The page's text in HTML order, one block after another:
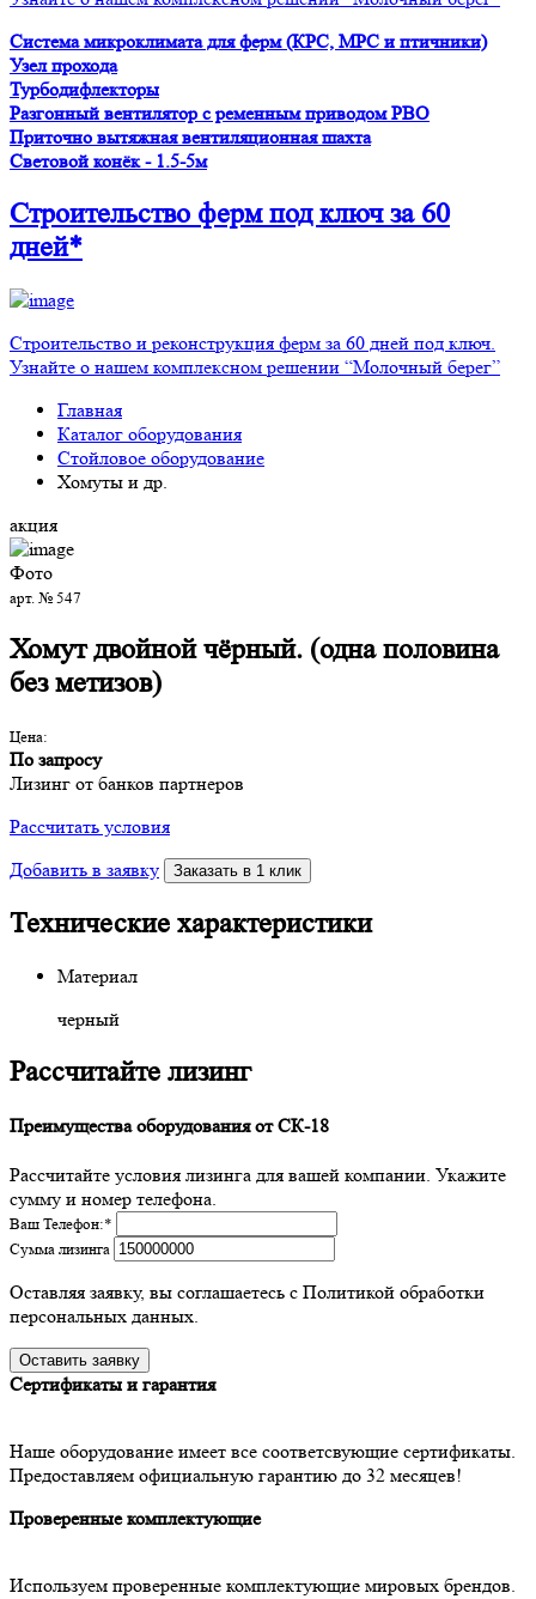
Система микроклимата для ферм (КРС, МРС и птичники)
Узел прохода
Турбодифлекторы
Разгонный вентилятор с ременным приводом PBO
Приточно вытяжная вентиляционная шахта
Световой конёк - 1.5-5м
Строительство фермпод ключ за 60
дней*
Строительство и реконструкция ферм за 60 дней под ключ.
Узнайте о нашем комплексном решении “Молочный берег”
Главная
Каталог оборудования
Стойловое оборудование
Хомуты и др.
акция
Фото
арт. № 547
Хомут двойной чёрный. (одна половина
без метизов)
Цена:
По запросу
Лизинг от банков партнеров
Рассчитать условия
Добавить в заявку
Заказать в 1 клик
Технические характеристики
Материал
черный
Рассчитайте лизинг
Преимущества оборудования от СК-18
Рассчитайте условия лизинга для вашей компании. Укажите
сумму и номер телефона.
Ваш Телефон:*
Сумма лизинга
Оставляя заявку, вы соглашаетесь с Политикой обработки
персональных данных.
Сертификаты и гарантия
Наше оборудование имеет все соответсвующие сертификаты.
Предоставляем официальную гарантию до 32 месяцев!
Проверенные комплектующие
Используем проверенные комплектующие мировых брендов.